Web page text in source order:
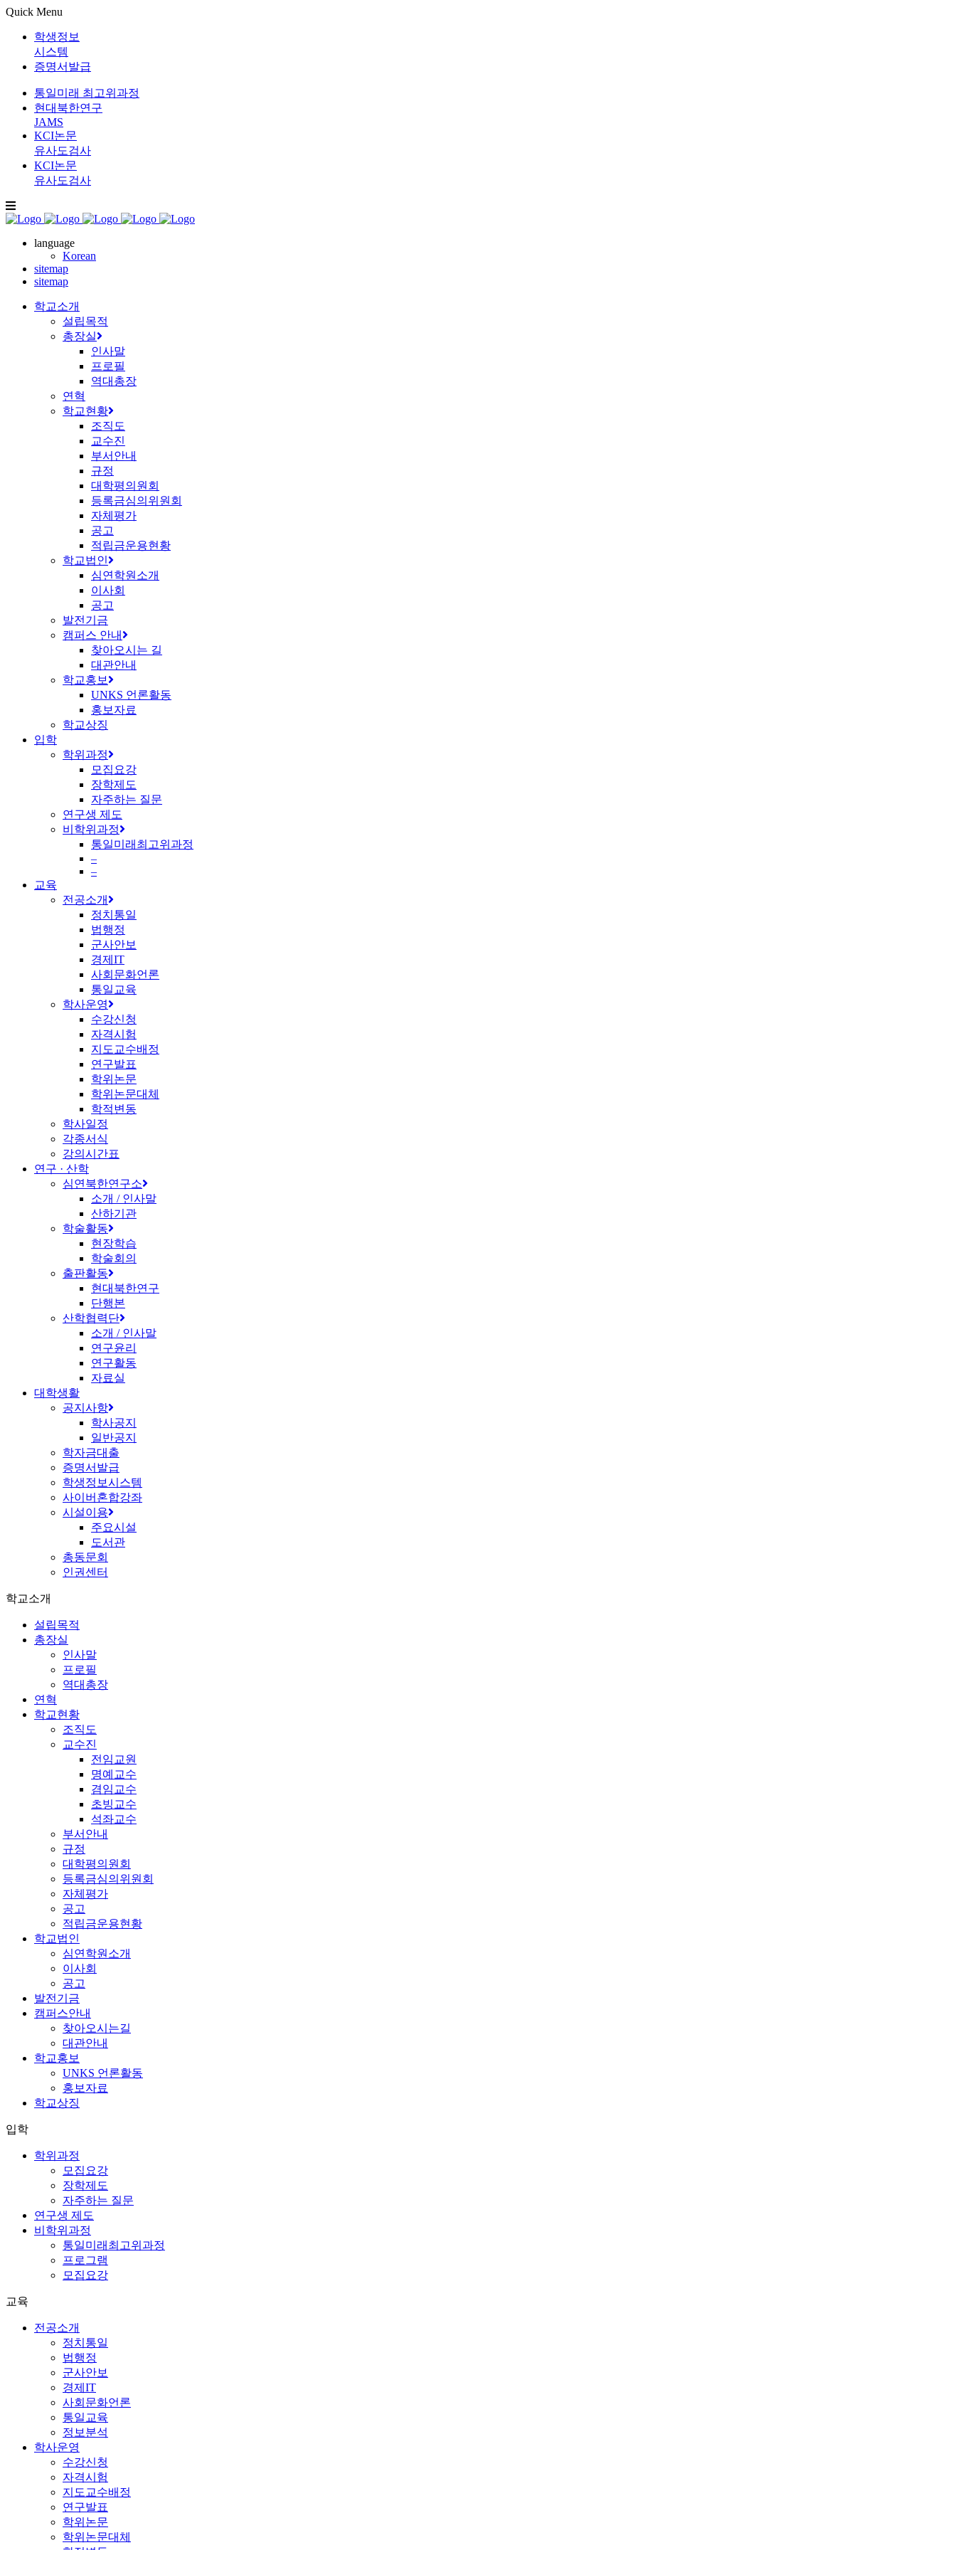
Quick Menu
학생정보
시스템
증명서발급
통일미래 최고위과정
현대북한연구
JAMS
KCI논문
유사도검사
KCI논문
유사도검사
language
Korean
sitemap
sitemap
학교소개
설립목적
총장실
인사말
프로필
역대총장
연혁
학교현황
조직도
교수진
부서안내
규정
대학평의원회
등록금심의위원회
자체평가
공고
적립금운용현황
학교법인
심연학원소개
이사회
공고
발전기금
캠퍼스 안내
찾아오시는 길
대관안내
학교홍보
UNKS 언론활동
홍보자료
학교상징
입학
학위과정
모집요강
장학제도
자주하는 질문
연구생 제도
비학위과정
통일미래최고위과정
–
–
교육
전공소개
정치통일
법행정
군사안보
경제IT
사회문화언론
통일교육
학사운영
수강신청
자격시험
지도교수배정
연구발표
학위논문
학위논문대체
학적변동
학사일정
각종서식
강의시간표
연구 · 산학
심연북한연구소
소개 / 인사말
산하기관
학술활동
현장학습
학술회의
출판활동
현대북한연구
단행본
산학협력단
소개 / 인사말
연구윤리
연구활동
자료실
대학생활
공지사항
학사공지
일반공지
학자금대출
증명서발급
학생정보시스템
사이버혼합강좌
시설이용
주요시설
도서관
총동문회
인권센터
학교소개
설립목적
총장실
인사말
프로필
역대총장
연혁
학교현황
조직도
교수진
전임교원
명예교수
겸임교수
초빙교수
석좌교수
부서안내
규정
대학평의원회
등록금심의위원회
자체평가
공고
적립금운용현황
학교법인
심연학원소개
이사회
공고
발전기금
캠퍼스안내
찾아오시는길
대관안내
학교홍보
UNKS 언론활동
홍보자료
학교상징
입학
학위과정
모집요강
장학제도
자주하는 질문
연구생 제도
비학위과정
통일미래최고위과정
프로그램
모집요강
교육
전공소개
정치통일
법행정
군사안보
경제IT
사회문화언론
통일교육
정보분석
학사운영
수강신청
자격시험
지도교수배정
연구발표
학위논문
학위논문대체